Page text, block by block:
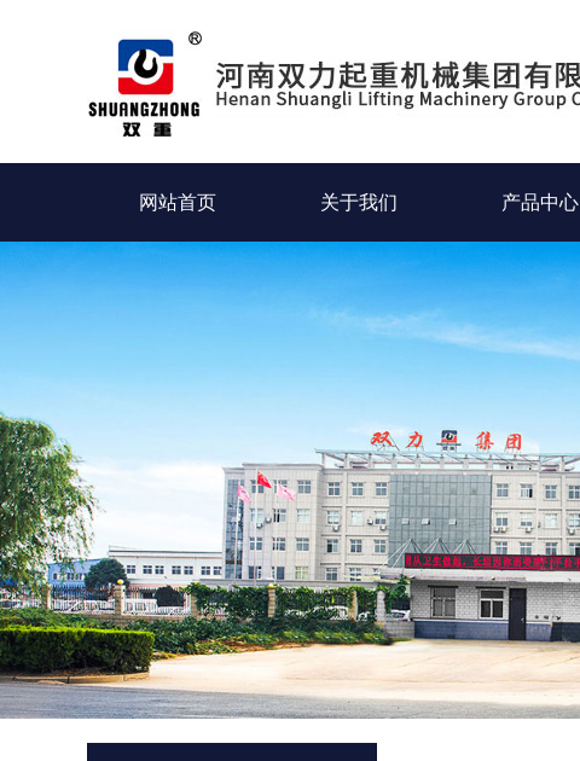
网站首页 关于我们 产品中心